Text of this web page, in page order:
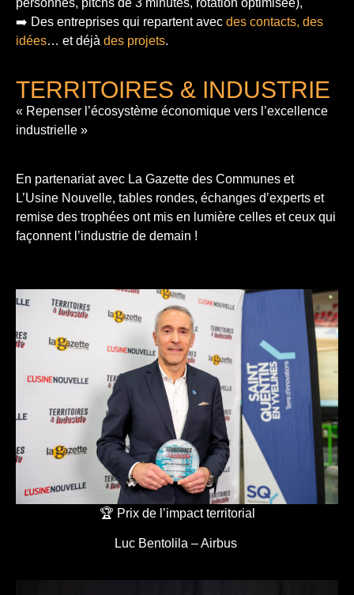
personnes, pitchs de 3 minutes, rotation optimisée),
➡️ Des entreprises qui repartent avec des contacts, des
idées… et déjà des projets.
TERRITOIRES & INDUSTRIE
« Repenser l’écosystème économique vers l’excellence
industrielle »
En partenariat avec La Gazette des Communes et
L’Usine Nouvelle, tables rondes, échanges d’experts et
remise des trophées ont mis en lumière celles et ceux qui
façonnent l’industrie de demain !
🏆 Prix de l’impact territorial
Luc Bentolila – Airbus